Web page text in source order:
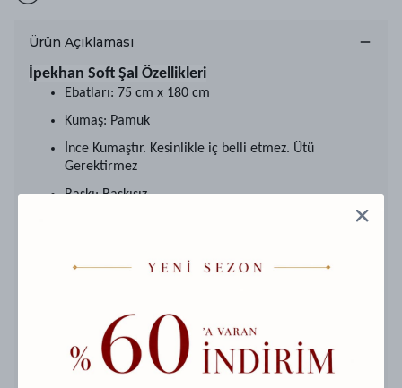
Ürün Açıklaması
İpekhan Soft Şal Özellikleri
Ebatları: 75 cm x 180 cm
Kumaş: Pamuk
İnce Kumaştır. Kesinlikle iç belli etmez. Ütü
Gerektirmez
Baskı: Baskısız
Asmadan, sererek kurutunuz.
İpekhan pamuk şal modelleri ile tarzınızı yansıtın